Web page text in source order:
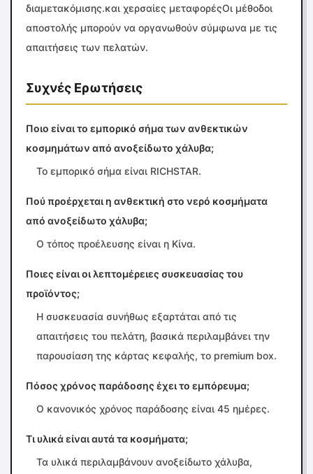
διαμετακόμισης.και χερσαίες μεταφορέςΟι μέθοδοι
αποστολής μπορούν να οργανωθούν σύμφωνα με τις
απαιτήσεις των πελατών.
Συχνές Ερωτήσεις
Ποιο είναι το εμπορικό σήμα των ανθεκτικών
κοσμημάτων από ανοξείδωτο χάλυβα;
Το εμπορικό σήμα είναι RICHSTAR.
Πού προέρχεται η ανθεκτική στο νερό κοσμήματα
από ανοξείδωτο χάλυβα;
Ο τόπος προέλευσης είναι η Κίνα.
Ποιες είναι οι λεπτομέρειες συσκευασίας του
προϊόντος;
Η συσκευασία συνήθως εξαρτάται από τις
απαιτήσεις του πελάτη, βασικά περιλαμβάνει την
παρουσίαση της κάρτας κεφαλής, το premium box.
Πόσος χρόνος παράδοσης έχει το εμπόρευμα;
Ο κανονικός χρόνος παράδοσης είναι 45 ημέρες.
Τι υλικά είναι αυτά τα κοσμήματα;
Τα υλικά περιλαμβάνουν ανοξείδωτο χάλυβα,